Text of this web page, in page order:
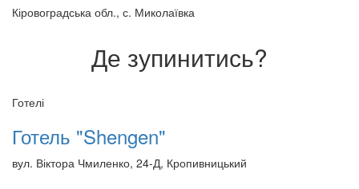
Кіровоградська обл., с. Миколаївка
Де зупинитись?
Готелі
Готель "Shengen"
вул. Віктора Чмиленко, 24-Д, Кропивницький